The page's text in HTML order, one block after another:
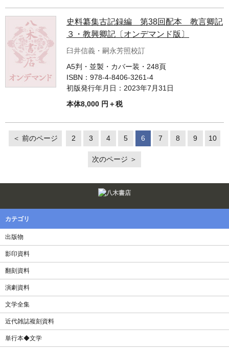
史料纂集古記録編 第38回配本 教言卿記
３・教興卿記〔オンデマンド版〕
臼井信義・嗣永芳照校訂
A5判・並製・カバー装・248頁
ISBN： 978-4-8406-3261-4
初版発行年月日： 2023年7月31日
本体8,000 円＋税
＜ 前のページ 2 3 4 5 6 7 8 9 10
次のページ ＞
カテゴリ
出版物
影印資料
翻刻資料
演劇資料
文学全集
近代雑誌複刻資料
単行本◆文学